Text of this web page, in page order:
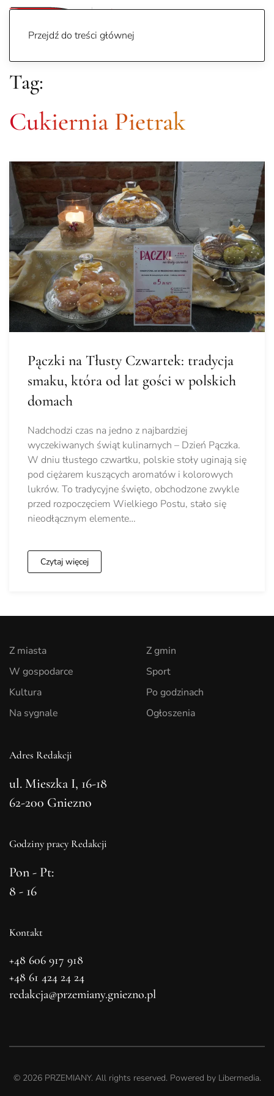
Przejdź do treści głównej
Tag:
Cukiernia Pietrak
Pączki na Tłusty Czwartek: tradycja
smaku, która od lat gości w polskich
domach
Nadchodzi czas na jedno z najbardziej
wyczekiwanych świąt kulinarnych – Dzień Pączka.
W dniu tłustego czwartku, polskie stoły uginają się
pod ciężarem kuszących aromatów i kolorowych
lukrów. To tradycyjne święto, obchodzone zwykle
przed rozpoczęciem Wielkiego Postu, stało się
nieodłącznym elemente…
Czytaj więcej
Z miasta
W gospodarce
Kultura
Na sygnale
Z gmin
Sport
Po godzinach
Ogłoszenia
Adres Redakcji
ul. Mieszka I, 16-18
62-200 Gniezno
Godziny pracy Redakcji
Pon - Pt:
8 - 16
Kontakt
+48 606 917 918
+48 61 424 24 24
redakcja@przemiany.gniezno.pl
© 2026PRZEMIANY. All rights reserved. Powered by Libermedia.